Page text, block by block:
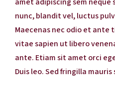
nunc, blandit vel, luctus
Maecenas nec odio et ante
vitae sapien ut libero
ante. Etiam sit amet orci
Duis leo. Sed fringilla